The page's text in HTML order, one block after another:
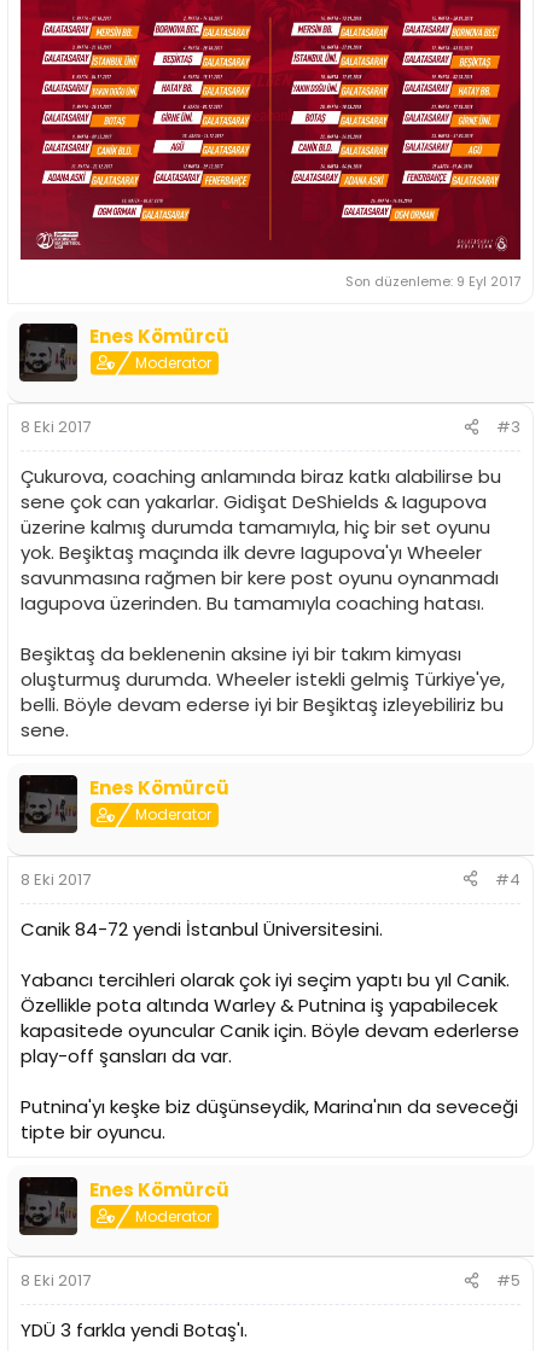
Son düzenleme: 9 Eyl 2017
Enes Kömürcü
Moderator
8 Eki 2017 #3
Çukurova, coaching anlamında biraz katkı alabilirse bu
sene çok can yakarlar. Gidişat DeShields & Iagupova
üzerine kalmış durumda tamamıyla, hiç bir set oyunu
yok. Beşiktaş maçında ilk devre Iagupova'yı Wheeler
savunmasına rağmen bir kere post oyunu oynanmadı
Iagupova üzerinden. Bu tamamıyla coaching hatası.
Beşiktaş da beklenenin aksine iyi bir takım kimyası
oluşturmuş durumda. Wheeler istekli gelmiş Türkiye'ye,
belli. Böyle devam ederse iyi bir Beşiktaş izleyebiliriz bu
sene.
Enes Kömürcü
Moderator
8 Eki 2017 #4
Canik 84-72 yendi İstanbul Üniversitesini.
Yabancı tercihleri olarak çok iyi seçim yaptı bu yıl Canik.
Özellikle pota altında Warley & Putnina iş yapabilecek
kapasitede oyuncular Canik için. Böyle devam ederlerse
play-off şansları da var.
Putnina'yı keşke biz düşünseydik, Marina'nın da seveceği
tipte bir oyuncu.
Enes Kömürcü
Moderator
8 Eki 2017 #5
YDÜ 3 farkla yendi Botaş'ı.